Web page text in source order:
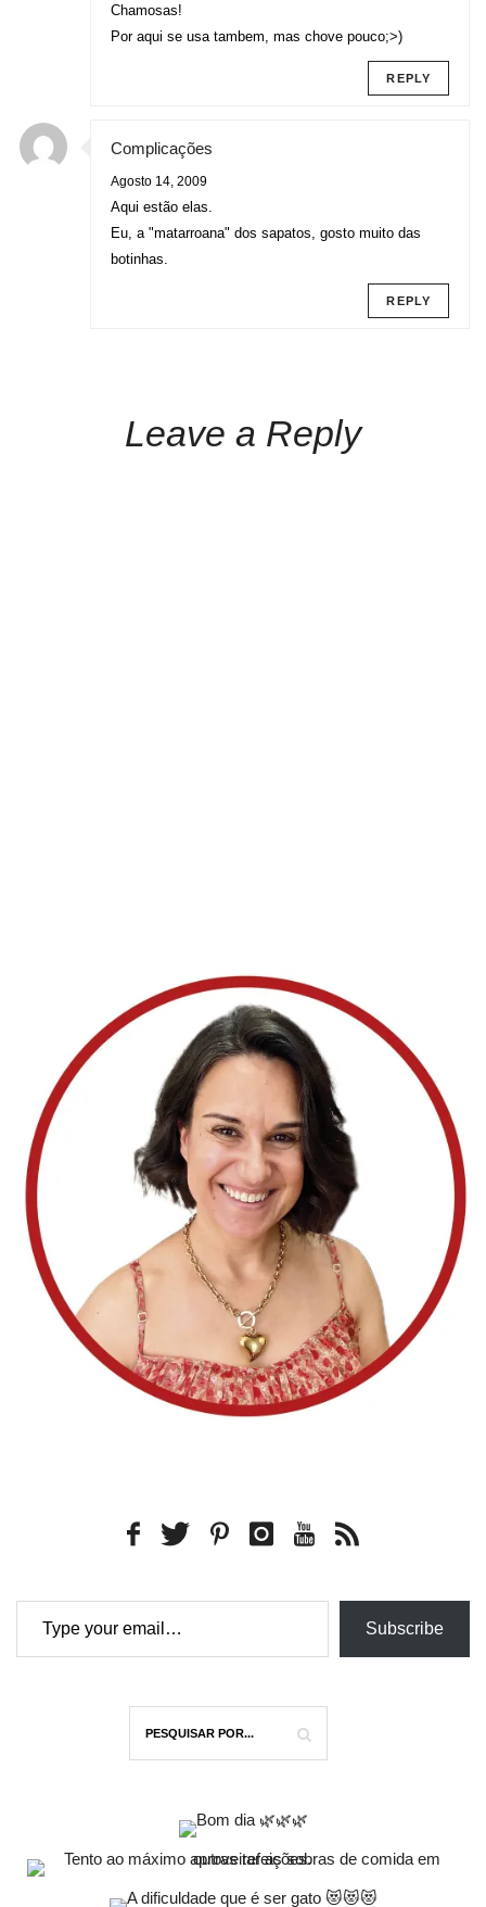
Chamosas!
Por aqui se usa tambem, mas chove pouco;>)
REPLY
Complicações
Agosto 14, 2009
Aqui estão elas.
Eu, a "matarroana" dos sapatos, gosto muito das
botinhas.
REPLY
Leave a Reply
Type your email…
Subscribe